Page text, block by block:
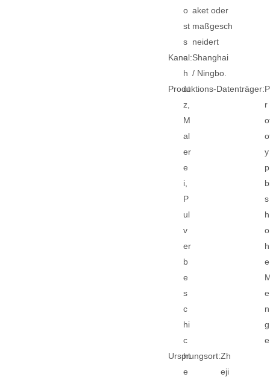
o
st
s
c
h
ut
z,
M
al
er
e
i,
P
ul
v
er
b
e
s
c
hi
c
ht
e
aket oder
maßgesch
neidert
Kanal:Shanghai
/ Ningbo.
Produktions-Datenträger:P
r
y
p
s
h
o
h
e
e
n
g
e
Ursprungsort:Zh
eji